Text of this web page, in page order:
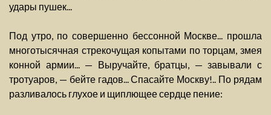
удары пушек...
Под утро, по совершенно бессонной Москве... прошла
многотысячная стрекочущая копытами по торцам, змея
конной армии... — Выручайте, братцы, — завывали с
тротуаров, — бейте гадов... Спасайте Москву!.. По рядам
разливалось глухое и щиплющее сердце пение: